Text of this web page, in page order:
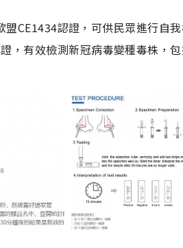
CE1434認證，可供民眾進行自
，有效檢測新冠病毒變種毒株，